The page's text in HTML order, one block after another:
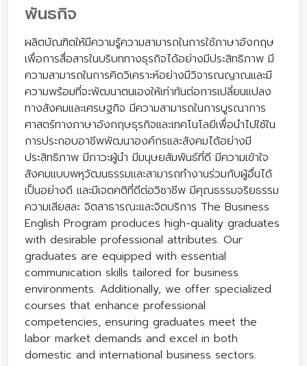
พันธกิจ
ผลิตบัณฑิตให้มีความรู้ความสามารถในการใช้ภาษาอังกฤษ
เพื่อการสื่อสารในบริบททางธุรกิจได้อย่างมีประสิทธิภาพ มี
ความสามารถในการคิดวิเคราะห์อย่างมีวิจารณญาณและมี
ความพร้อมที่จะพัฒนาตนเองให้เท่าทันต่อการเปลี่ยนแปลง
ทางสังคมและเศรษฐกิจ มีความสามารถในการบูรณาการ
ศาสตร์ทางภาษาอังกฤษธุรกิจและเทคโนโลยีเพื่อนําไปใช้ใน
การประกอบอาชีพพัฒนาองค์กรและสังคมได้อย่างมี
ประสิทธิภาพ มีภาวะผู้นํา มีมนุษยสัมพันธ์ที่ดี มีความเข้าใจ
สังคมแบบพหุวัฒนธรรมและสามารถทํางานร่วมกับผู้อื่นได้
เป็นอย่างดี และมีเจตคติที่ดีต่อวิชาชีพ มีคุณธรรมจริยธรรม
ความเสียสละ จิตสาธารณะและจิตบริการ The Business
English Program produces high-quality graduates
with desirable professional attributes. Our
graduates are equipped with essential
communication skills tailored for business
environments. Additionally, we offer specialized
courses that enhance professional
competencies, ensuring graduates meet the
labor market demands and excel in both
domestic and international business sectors.